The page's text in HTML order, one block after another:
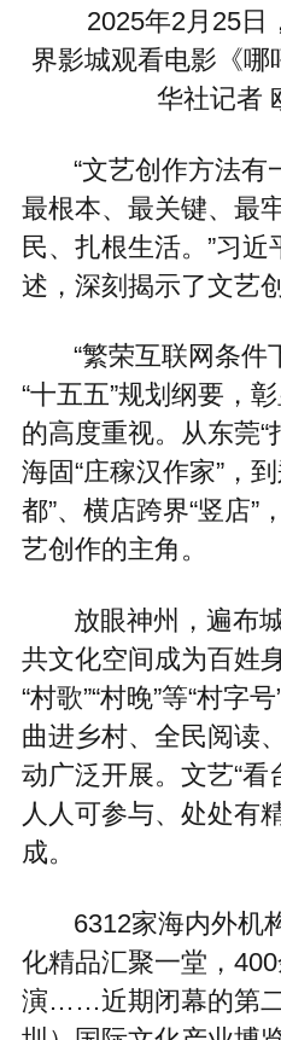
2025年2月25日
界影城观看电影《哪
华社记者
“文艺创作方法有
最根本、最关键、最
民、扎根生活。”习
述，深刻揭示了文艺
“繁荣互联网条件
“十五五”规划纲要，
的高度重视。从东莞“
海固“庄稼汉作家”，
都”、横店跨界“竖店”
艺创作的主角。
放眼神州，遍布
共文化空间成为百姓
“村歌”“村晚”等“村字
曲进乡村、全民阅读
动广泛开展。文艺“看
人人可参与、处处有
成。
6312家海内外机
化精品汇聚一堂，
演……近期闭幕的第